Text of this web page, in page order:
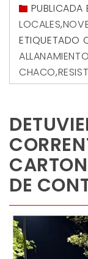
PUBLICADA
LOCALES,
ETIQUETADO
CHACO,
DE